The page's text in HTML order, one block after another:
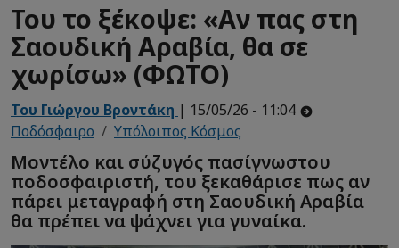
Του το ξέκοψε: «Αν πας στη
Σαουδική Αραβία, θα σε
χωρίσω» (ΦΩΤΟ)
Του Γιώργου Βροντάκη | 15/05/26 - 11:04
Ποδόσφαιρο
Υπόλοιπος Κόσμος
Μοντέλο και σύζυγός πασίγνωστου
ποδοσφαιριστή, του ξεκαθάρισε πως αν
πάρει μεταγραφή στη Σαουδική Αραβία
θα πρέπει να ψάχνει για γυναίκα.